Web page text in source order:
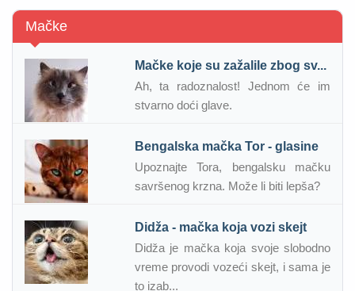
Mačke
Mačke koje su zažalile zbog sv...
Ah, ta radoznalost! Jednom će im
stvarno doći glave.
Bengalska mačka Tor - glasine
Upoznajte Tora, bengalsku mačku
savršenog krzna. Može li biti lepša?
Didža - mačka koja vozi skejt
Didža je mačka koja svoje slobodno
vreme provodi vozeći skejt, i sama je
to izab...